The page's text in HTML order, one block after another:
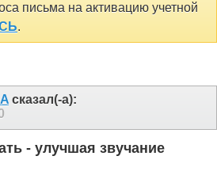
письма на активацию учетной
.
сказал(-а):
- улучшая звучание